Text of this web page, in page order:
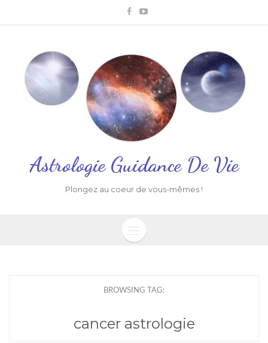
Astrologie Guidance De Vie
Plongez au coeur de vous-mêmes !
BROWSING TAG:
cancer astrologie